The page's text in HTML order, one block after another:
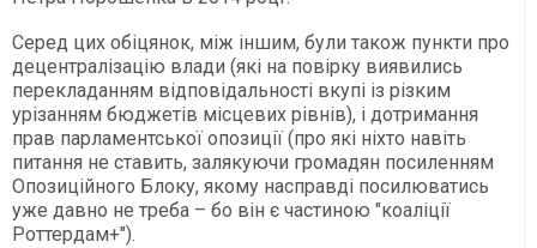
Серед цих обіцянок, між іншим, були також пункти про
децентралізацію влади (які на повірку виявились
перекладанням відповідальності вкупі із різким
урізанням бюджетів місцевих рівнів), і дотримання
прав парламентської опозиції (про які ніхто навіть
питання не ставить, залякуючи громадян посиленням
Опозиційного Блоку, якому насправді посилюватись
уже давно не треба – бо він є частиною "коаліції
Роттердам+").